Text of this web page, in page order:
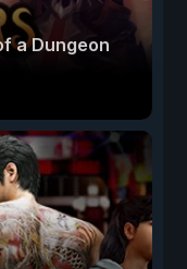
a Dungeon